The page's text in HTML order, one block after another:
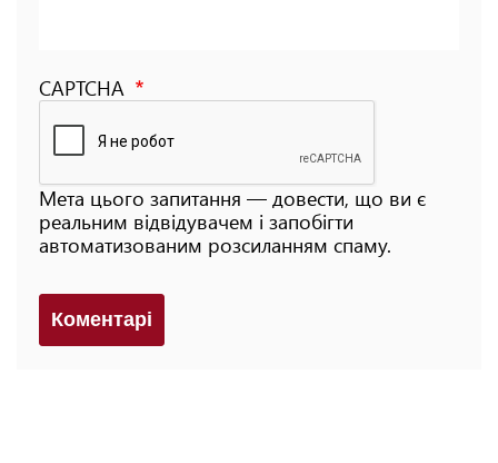
CAPTCHA
Мета цього запитання — довести, що ви є
реальним відвідувачем і запобігти
автоматизованим розсиланням спаму.
Коментарi